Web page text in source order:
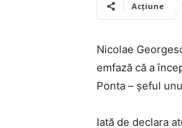
Acțiune
Nicolae
emfază că a
Ponta – șeful
Iată de declara